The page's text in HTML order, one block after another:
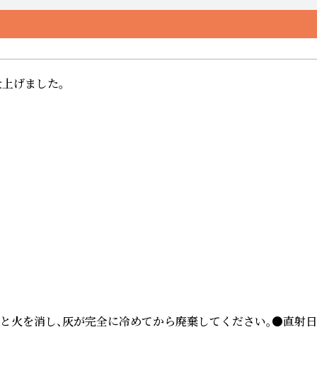
げました。
し、灰が完全に冷めてから廃棄してください。●直